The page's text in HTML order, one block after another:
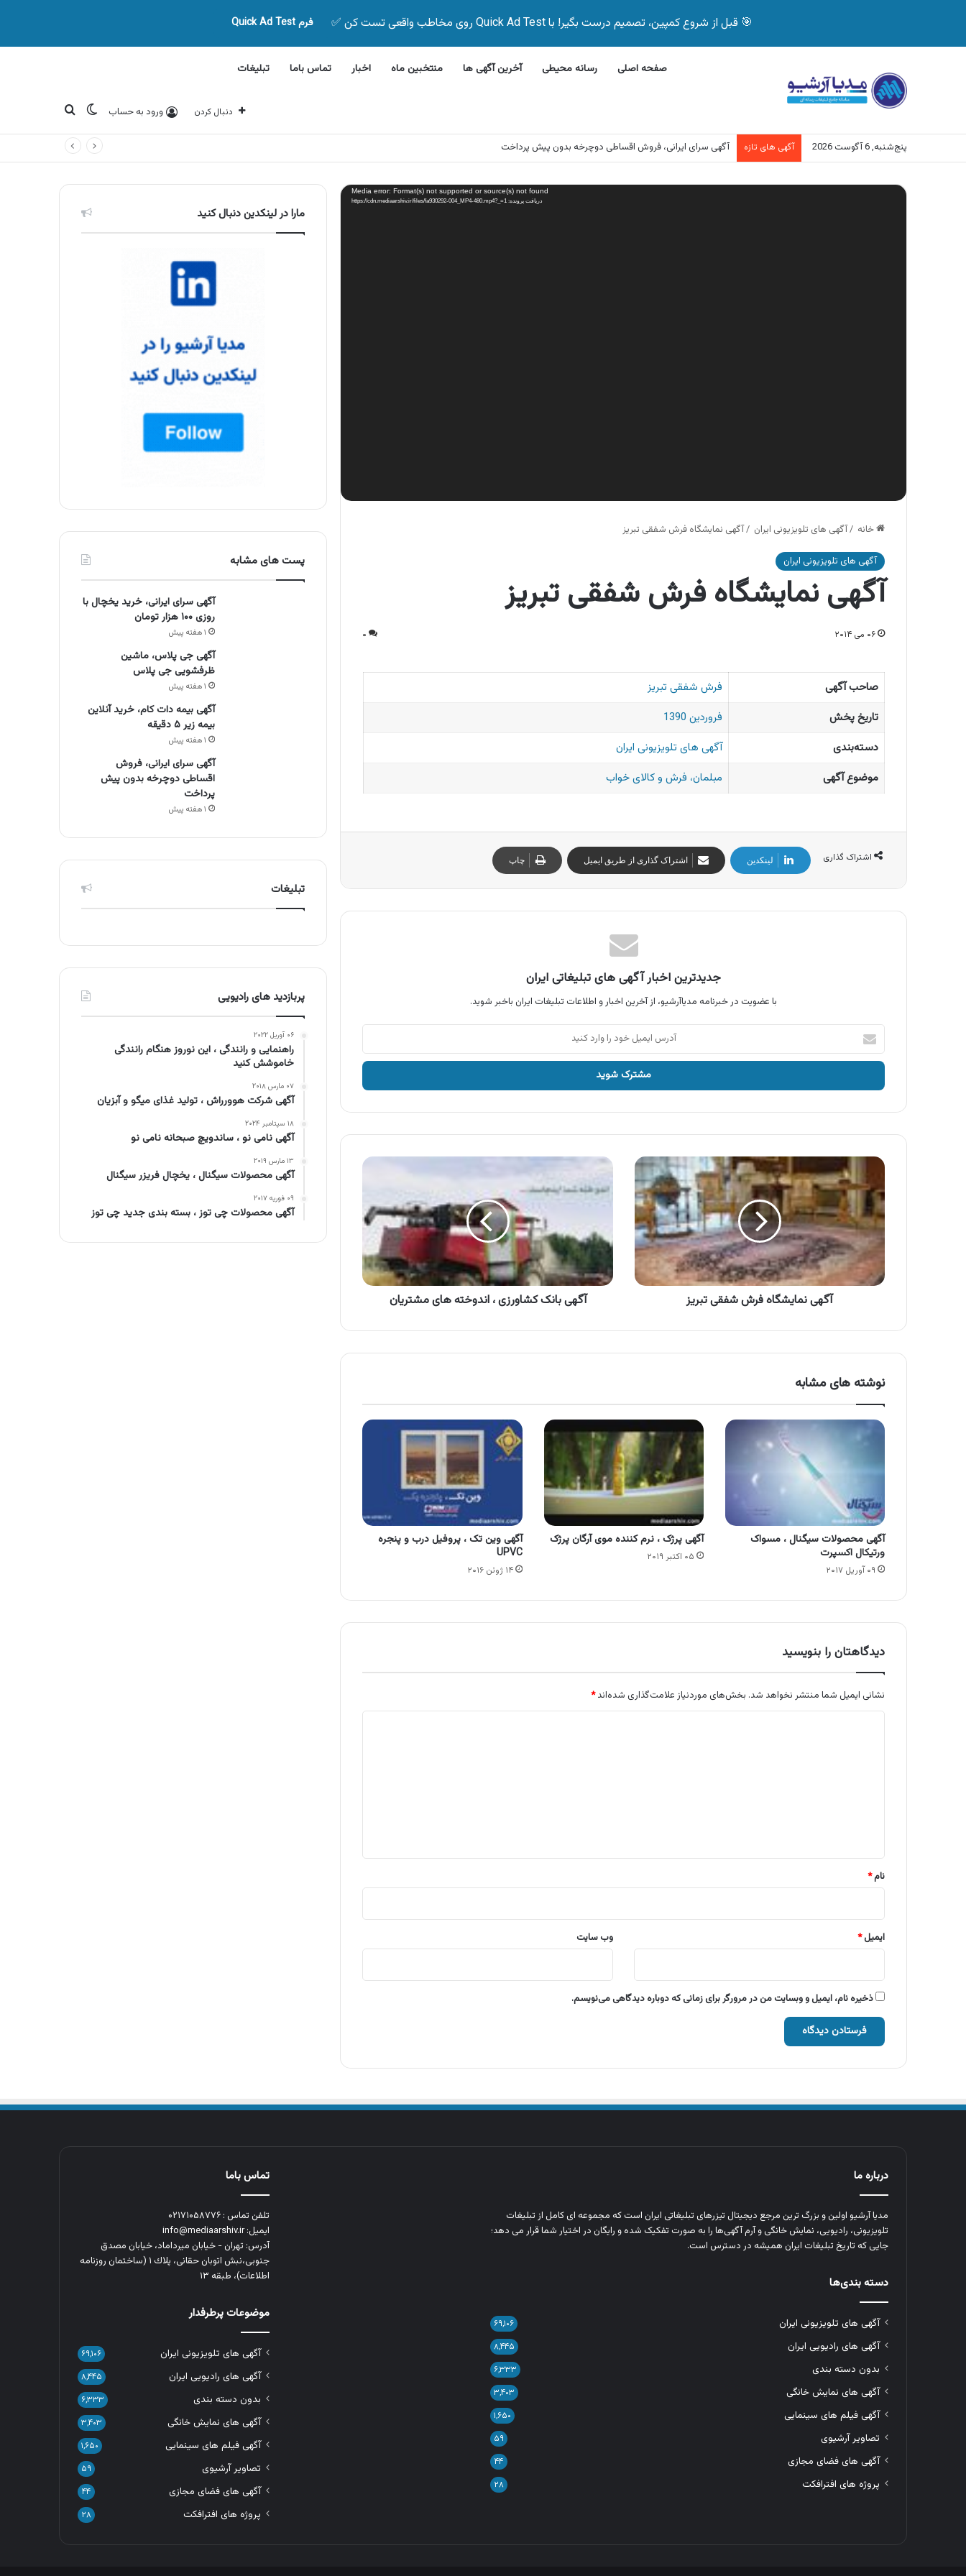
🎯 قبل از شروع کمپین، تصمیم درست بگیر! با Quick Ad Test روی مخاطب واقعی تست کن ✅ فرم Quick Ad Test
صفحه اصلی رسانه محیطی آخرین آگهی ها منتخبین ماه اخبار تماس باما تبلیغات
دنبال کردن ورود به حساب تغییر پوسته
جستجو برای
پنج‌شنبه, 6 آگوست 2026 آگهی های تازه آگهی سرای ایرانی، فروش اقساطی دوچرخه بدون پیش پرداخت
نمایشگر
ویدیو Media error: Format(s) not supported or source(s) not found
دریافت پرونده: https://cdn.mediaarshiv.ir/files/fa930292-004_MP4-480.mp4?_=1
خانه /آگهی های تلویزیونی ایران /آگهی نمایشگاه فرش شفقی تبریز
آگهی های تلویزیونی ایران
آگهی نمایشگاه فرش شفقی تبریز
۰۶ می ۲۰۱۴ ۰
صاحب آگهی
فرش شفقی تبریز
تاریخ پخش
فروردین 1390
دسته‌بندی
آگهی های تلویزیونی ایران
موضوع آگهی
مبلمان، فرش و کالای خواب
اشتراک گذاری لینکدین اشتراک گذاری از طریق ایمیل چاپ
جدیدترین اخبار آگهی های تبلیغاتی ایران
با عضویت در خبرنامه مدیاآرشیو، از آخرین اخبار و اطلاعات تبلیغات ایران باخبر شوید.
آدرس
ایمیل
خود
وارد
آگهی
نمایشگاه
فرش
شفقی
تبریز
آگهی نمایشگاه فرش شفقی تبریز
آگهی
کشاورزی
های
مشتریان
آگهی بانک کشاورزی ، اندوخته های مشتریان
نوشته های مشابه
آگهی محصولات سیگنال ، مسواک
ورتیکال اکسپرت
۰۹ آوریل ۲۰۱۷
آگهی پرژک ، نرم کننده موی آرگان پرژک
۰۵ اکتبر ۲۰۱۹
آگهی وین تک ، پروفیل درب و پنجره
UPVC
۱۴ ژوئن ۲۰۱۶
دیدگاهتان را بنویسید
نشانی ایمیل شما منتشر نخواهد شد. بخش‌های موردنیاز علامت‌گذاری شده‌اند*
نام*
ایمیل* وب‌ سایت
ذخیره نام، ایمیل و وبسایت من در مرورگر برای زمانی که دوباره دیدگاهی می‌نویسم.
مارا در لینکدین دنبال کنید
پست های مشابه
آگهی سرای ایرانی، خرید یخچال با
روزی ۱۰۰ هزار تومان
۱ هفته پیش
آگهی جی پلاس، ماشین
ظرفشویی جی پلاس
۱ هفته پیش
آگهی بیمه دات کام، خرید آنلاین
بیمه زیر ۵ دقیقه
۱ هفته پیش
آگهی سرای ایرانی، فروش
اقساطی دوچرخه بدون پیش
پرداخت
۱ هفته پیش
تبلیغات
پربازدید های رادیویی
۰۶ آوریل ۲۰۲۲
راهنمایی و رانندگی ، این نوروز هنگام رانندگی
خاموشش کنید
۰۷ مارس ۲۰۱۸
آگهی شرکت هوورراش ، تولید غذای میگو و آبزیان
۱۸ سپتامبر ۲۰۲۴
آگهی نامی نو ، ساندویچ صبحانه نامی نو
۱۳ مارس ۲۰۱۹
آگهی محصولات سیگنال ، یخچال فریزر سیگنال
۰۹ فوریه ۲۰۱۷
آگهی محصولات چی توز ، بسته بندی جدید چی توز
درباره ما
مدیا آرشیو اولین و بزرگ‌ ترین مرجع دیجیتال تیزرهای تبلیغاتی ایران است که مجموعه‌ ای کامل از تبلیغات
تلویزیونی، رادیویی، نمایش خانگی و آرم‌ آگهی‌ها را به‌ صورت تفکیک‌ شده و رایگان در اختیار شما قرار می‌ دهد؛
جایی که تاریخ تبلیغات ایران همیشه در دسترس است.
دسته بندی‌ها
آگهی های تلویزیونی ایران ۶۹,۱۰۶
آگهی های رادیویی ایران ۸,۴۴۵
بدون دسته بندی ۶,۳۳۳
آگهی های نمایش خانگی ۳,۴۰۳
آگهی فیلم های سینمایی ۱,۶۵۰
تصاویر آرشیوی ۵۹
آگهی های فضای مجازی ۴۴
پروژه های افترافکت ۲۸
تماس باما
تلفن تماس : ۰۲۱۷۱۰۵۸۷۷۶
ایمیل: info@mediaarshiv.ir
آدرس: تهران - خیابان میرداماد، خیابان مصدق
جنوبی،نبش اتوبان حقانی، پلاك ١ (ساختمان روزنامه
اطلاعات)، طبقه ۱۳
موضوعات پرطرفدار
آگهی های تلویزیونی ایران ۶۹,۱۰۶
آگهی های رادیویی ایران ۸,۴۴۵
بدون دسته بندی ۶,۳۳۳
آگهی های نمایش خانگی ۳,۴۰۳
آگهی فیلم های سینمایی ۱,۶۵۰
تصاویر آرشیوی ۵۹
آگهی های فضای مجازی ۴۴
پروژه های افترافکت ۲۸